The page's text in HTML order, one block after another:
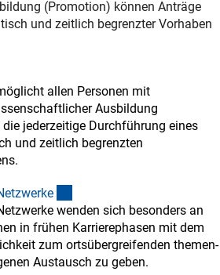
(Promotion) können Anträge
und zeitlich begrenzter Vorhaben
allen Personen mit
Ausbildung
jederzeitige Durchführung eines
und zeitlich begrenzten
e
wenden sich besonders an
in frühen Karrierephasen mit dem
zum ortsübergreifenden themen-
Austausch zu geben.